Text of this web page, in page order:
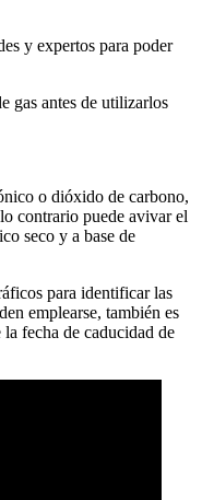
y expertos para poder
gas antes de utilizarlos
o dióxido de carbono,
contrario puede avivar el
seco y a base de
para identificar las
emplearse, también es
fecha de caducidad de